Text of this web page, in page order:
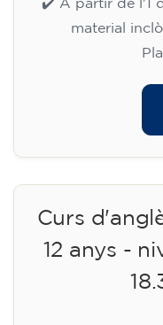
✔️ A partir de l'1
material
Curs
12 anys -